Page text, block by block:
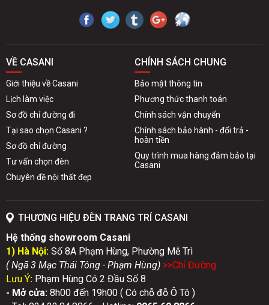
VỀ CASANI
Giới thiệu về Casani
Lịch làm việc
Sơ đồ chỉ đường đi
Tại sao chọn Casani ?
Sơ đồ chỉ đường
Tư vấn chọn đèn
Chuyên đề nội thất đẹp
CHÍNH SÁCH CHUNG
Bảo mật thông tin
Phương thức thanh toán
Chính sách vận chuyển
Chính sách bảo hành - đổi trả -
hoàn tiền
Quy trình mua hàng đảm bảo tại
Casani
THƯƠNG HIỆU ĐÈN TRANG TRÍ CASANI
Hệ thống showroom Casani
1) Hà Nội: Số 8A Phạm Hùng, Phường Mễ Trì
( Ngã 3 Mạc Thái Tông - Phạm Hùng) >>Chỉ Đường
Lưu Ý: Phạm Hùng Có 2 Đầu Số 8
- Mở cửa: 8h00 đến 19h00 ( Có chỗ đỗ Ô Tô )